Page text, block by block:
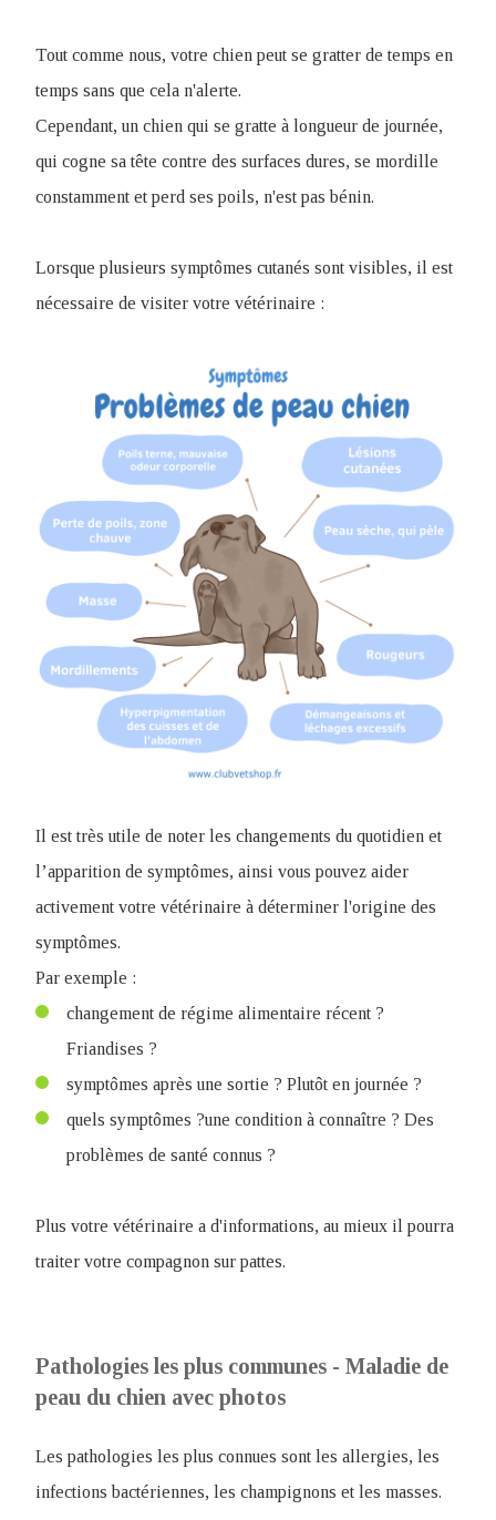
Tout comme nous, votre chien peut se gratter de temps en
temps sans que cela n'alerte.
Cependant, un chien qui se gratte à longueur de journée,
qui cogne sa tête contre des surfaces dures, se mordille
constamment et perd ses poils, n'est pas bénin.
Lorsque plusieurs symptômes cutanés sont visibles, il est
nécessaire de visiter votre vétérinaire :
Il est très utile de noter les changements du quotidien et
l’apparition de symptômes, ainsi vous pouvez aider
activement votre vétérinaire à déterminer l'origine des
symptômes.
Par exemple :
changement de régime alimentaire récent ?
Friandises ?
symptômes après une sortie ? Plutôt en journée ?
quels symptômes ?une condition à connaître ? Des
problèmes de santé connus ?
Plus votre vétérinaire a d'informations, au mieux il pourra
traiter votre compagnon sur pattes.
Pathologies les plus communes - Maladie de
peau du chien avec photos
Les pathologies les plus connues sont les allergies, les
infections bactériennes, les champignons et les masses.